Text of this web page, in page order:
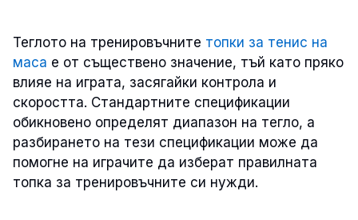
Теглото на тренировъчните топки за тенис на
маса е от съществено значение, тъй като пряко
влияе на играта, засягайки контрола и
скоростта. Стандартните спецификации
обикновено определят диапазон на тегло, а
разбирането на тези спецификации може да
помогне на играчите да изберат правилната
топка за тренировъчните си нужди.